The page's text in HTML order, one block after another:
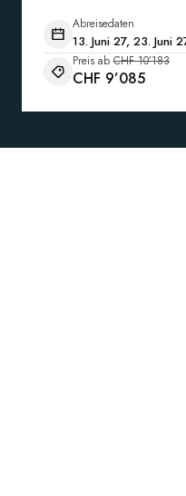
Abreisedaten
13. Juni 27, 23. Juni
Preis ab CHF 10’183
CHF 9’085